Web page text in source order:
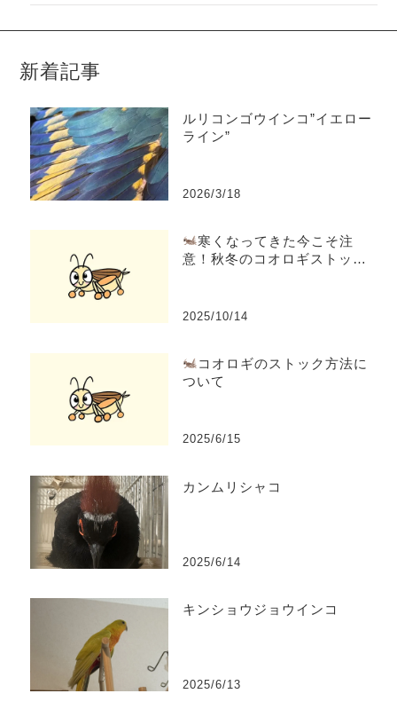
新着記事
ルリコンゴウインコ”イエロー
ライン”
2026/3/18
寒くなってきた今こそ注
意！秋冬のコオロギストック
2025/10/14
コオロギのストック方法に
ついて
2025/6/15
カンムリシャコ
2025/6/14
キンショウジョウインコ
2025/6/13